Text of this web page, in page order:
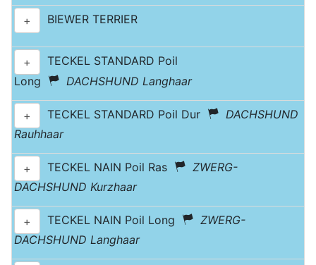
+ BIEWER TERRIER
+
TECKEL STANDARD Poil
Long
DACHSHUND Langhaar
+ TECKEL STANDARD Poil Dur
DACHSHUND
Rauhhaar
+ TECKEL NAIN Poil Ras
ZWERG-
DACHSHUND Kurzhaar
+ TECKEL NAIN Poil Long
ZWERG-
DACHSHUND Langhaar